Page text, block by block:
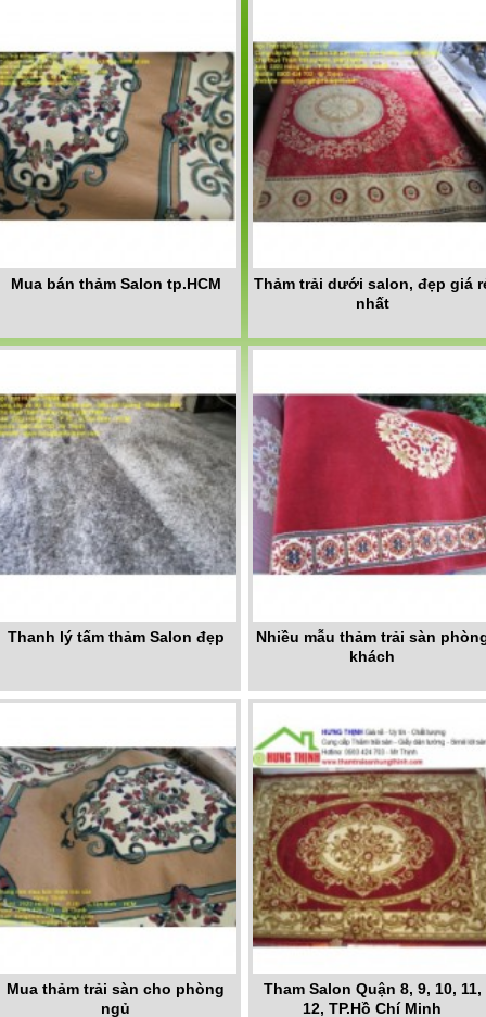
Mua bán thảm Salon tp.HCM
Thảm trải dưới salon, đẹp giá
nhất
Thanh lý tấm thảm Salon đẹp
Nhiều mẫu thảm trải sàn
khách
Mua thảm trải sàn cho phòng
ngủ
Tham Salon Quận 8, 9, 10, 11,
12, TP.Hồ Chí Minh